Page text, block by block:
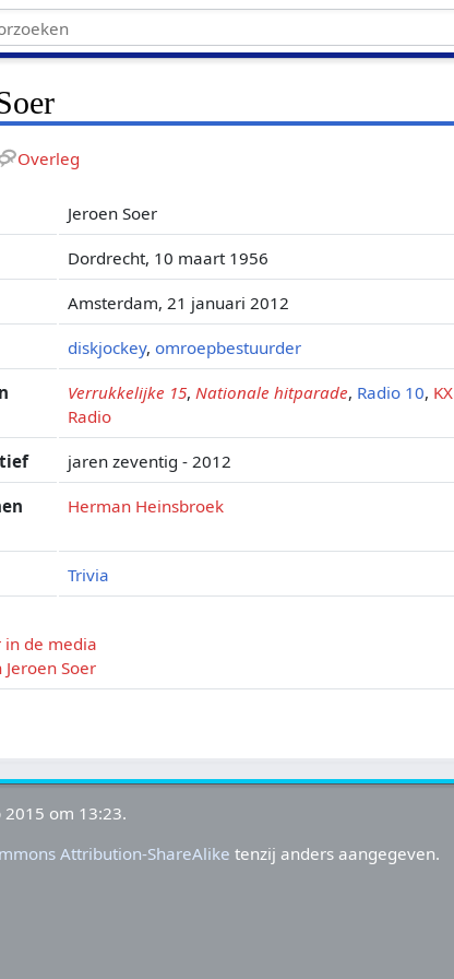
Overleg
Jeroen Soer
Dordrecht, 10 maart 1956
Amsterdam, 21 januari 2012
diskjockey,omroepbestuurder
Verrukkelijke 15, Nationale hitparade, Radio 10, KX
Radio
jaren zeventig - 2012
Herman Heinsbroek
Trivia
in de media
Soer
om 13:23.
Attribution-ShareAlike tenzij anders aangegeven.